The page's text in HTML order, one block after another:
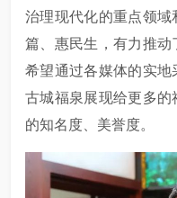
治理现代化的重点领
篇、惠民生，有力推动
希望通过各媒体的实
古城福泉展现给更多
的知名度、美誉度。